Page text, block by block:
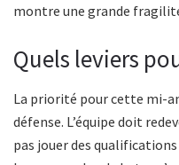
montre une grande
Quels leviers
La priorité pour cette mi-
défense. L’équipe doit
pas jouer des